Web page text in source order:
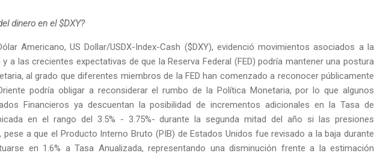
dinero en el $DXY?
Americano, US Dollar/USDX-Index-Cash ($DXY), evidenció movimientos asociados a la
a las crecientes expectativas de que la Reserva Federal (FED) podría mantener una postura
al grado que diferentes miembros de la FED han comenzado a reconocer públicamente
podría obligar a reconsiderar el rumbo de la Política Monetaria, por lo que algunos
Financieros ya descuentan la posibilidad de incrementos adicionales en la Tasa de
en el rango del 3.5% - 3.75%- durante la segunda mitad del año si las presiones
a que el Producto Interno Bruto (PIB) de Estados Unidos fue revisado a la baja durante
en 1.6% a Tasa Anualizada, representando una disminución frente a la estimación